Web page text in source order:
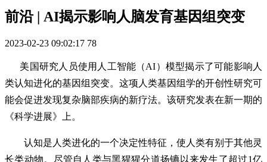
前沿 | AI揭示影响人脑发育基因组突变
2023-02-23 09:02:17 78
美国研究人员使用人工智能（AI）模型揭示了可能影响人
类认知进化的基因组突变。这项人类基因组学的开创性研究可
能会促进发现复杂脑部疾病的新疗法。该研究发表在新一期的
《科学进展》上。
认知是人类进化的一个决定性特征，使人类有别于其他灵
长类动物。尽管自人类与黑猩猩分道扬镳以来发生了超过1亿